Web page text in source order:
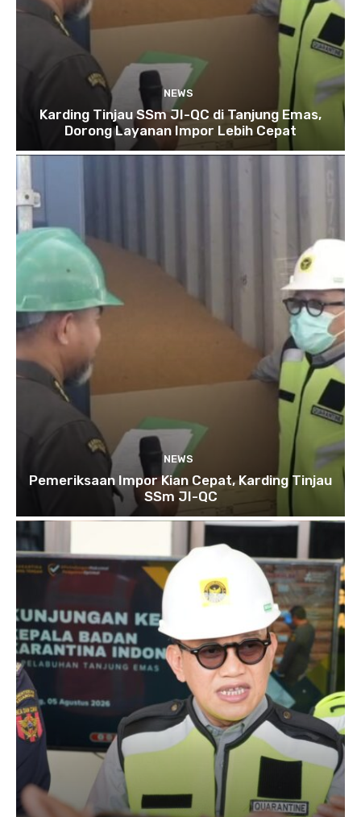
NEWS
Karding Tinjau SSm JI-QC di Tanjung Emas,
Dorong Layanan Impor Lebih Cepat
NEWS
Pemeriksaan Impor Kian Cepat, Karding Tinjau
SSm JI-QC